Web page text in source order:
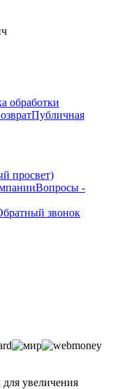
обработки
Публичная
просвет)
Вопросы -
звонок
увеличения